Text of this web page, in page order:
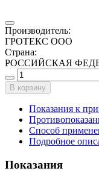
Производитель:
ГРОТЕКС ООО
Страна:
РОССИЙСКАЯ
В корзину
Показания к
Способ
Подробное
Показания